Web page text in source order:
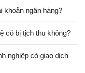
khoản ngân hàng?
có bị tịch thu không?
nghiệp có giao dịch